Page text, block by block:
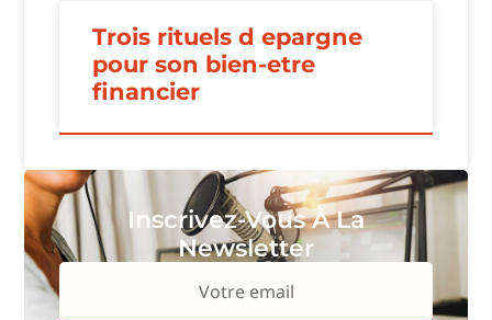
Trois rituels d epargne
pour son bien-etre
financier
Inscrivez-Vous À La
Newsletter
Votre email